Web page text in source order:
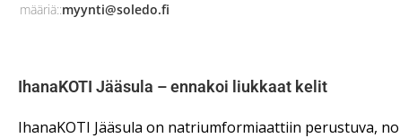
määriä::myynti@soledo.fi
IhanaKOTI Jääsula – ennakoi liukkaat kelit
IhanaKOTI Jääsula on natriumformiaattiin perustuva,